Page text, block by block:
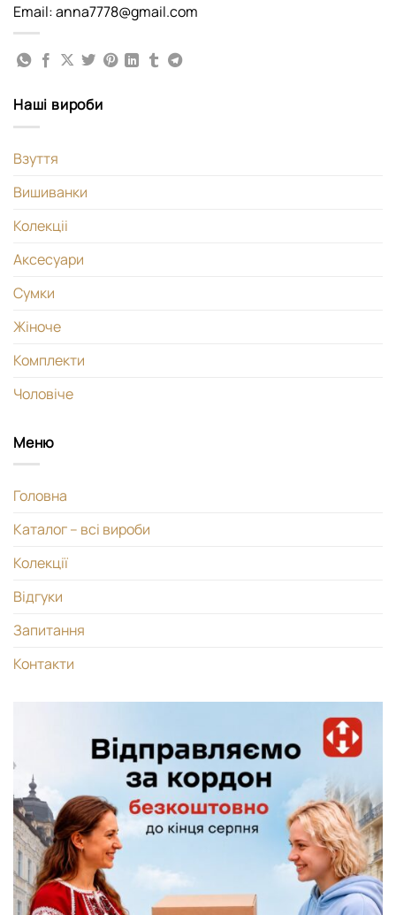
Email: anna7778@gmail.com
Наші вироби
Взуття
Вишиванки
Колекціі
Аксесуари
Сумки
Жіноче
Комплекти
Чоловіче
Меню
Головна
Каталог – всі вироби
Колекції
Відгуки
Запитання
Контакти